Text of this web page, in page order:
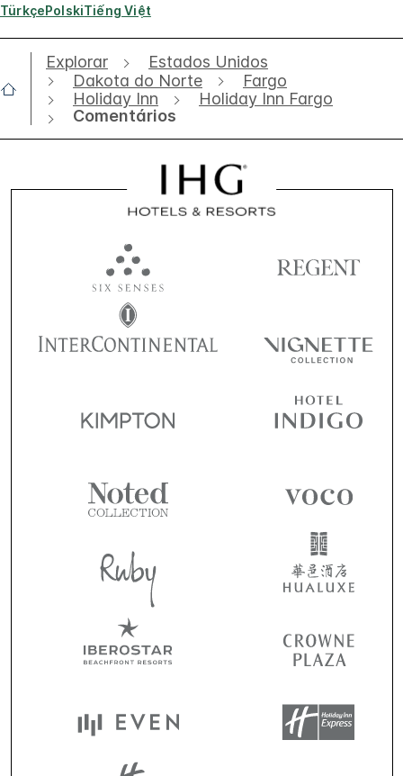
TürkçePolskiTiếng Việt
Explorar
Estados Unidos
Dakota do Norte
Fargo
Holiday Inn
Holiday Inn Fargo
Comentários